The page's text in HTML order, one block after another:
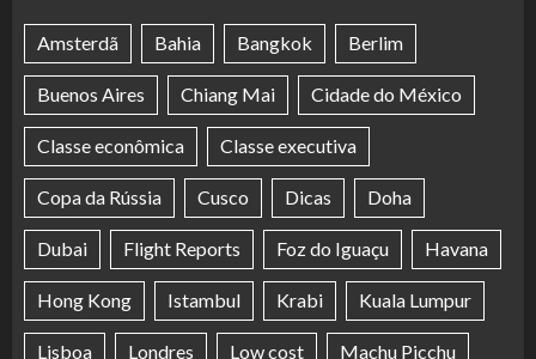
Amsterdã Bahia Bangkok Berlim
Buenos Aires Chiang Mai Cidade do México
Classe econômica Classe executiva
Copa da Rússia Cusco Dicas Doha
Dubai Flight Reports Foz do Iguaçu Havana
Hong Kong Istambul Krabi Kuala Lumpur
Lisboa Londres Low cost Machu Picchu